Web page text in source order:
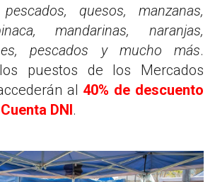
quesos, manzanas,
mandarinas, naranjas,
pescados y mucho más.
puestos de los Mercados
al 40% de descuento
DNI.